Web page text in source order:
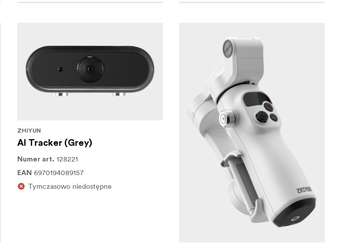
ZHIYUN
AI Tracker (Grey)
Numer art. 128221
EAN 6970194089157
Tymczasowo niedostępne